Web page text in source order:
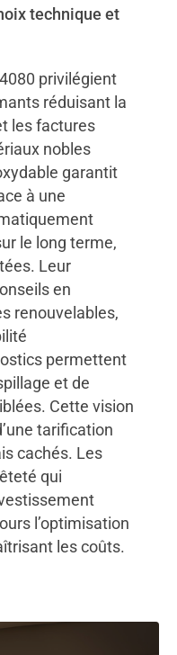
technique et
privilégient
réduisant la
les factures
nobles
garantit
à une
le long terme,
Leur
en
renouvelables,
permettent
et de
Cette vision
tarification
cachés. Les
qui
l’optimisation
les coûts.